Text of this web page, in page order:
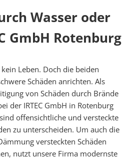
Wasser oder
GmbH Rotenburg
Leben. Doch die beiden
Schäden anrichten. Als
von Schäden durch Brände
der IRTEC GmbH in Rotenburg
offensichtliche und versteckte
zu unterscheiden. Um auch die
versteckten Schäden
nutzt unsere Firma modernste